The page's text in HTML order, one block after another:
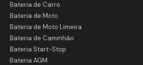
Bateria de Carro
Bateria de Moto
Bateria de Moto Limeira
Bateria de Caminhão
Bateria Start-Stop
Bateria AGM